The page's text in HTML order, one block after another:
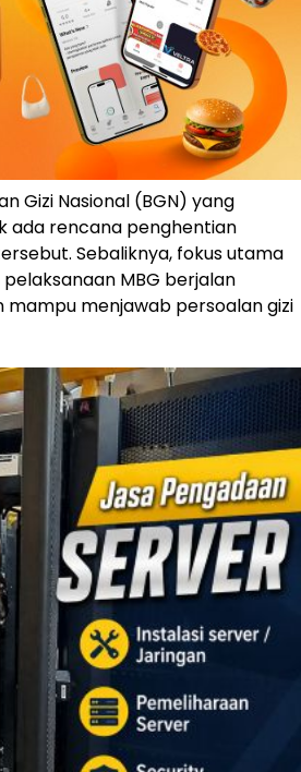
Gizi Nasional (BGN) yang
ada rencana penghentian
Sebaliknya, fokus utama
MBG berjalan
menjawab persoalan gizi